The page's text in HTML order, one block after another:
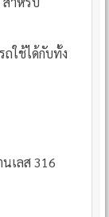
ใช้ได้กับทั้ง
เลส 316